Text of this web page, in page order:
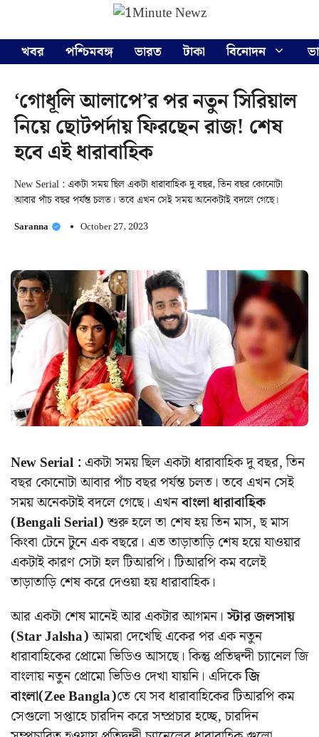
content
খবর
পশ্চিমবঙ্গ ভারত টাকা বিনোদন
‘গোধূলি আলাপে’র পর নতুন সিরিয়াল
নিয়ে ছোটপর্দায় ফিরছেন রাজ! শেষ
হবে এই ধারাবাহিক
New Serial : একটা সময় ছিল একটা ধারাবাহিক দু বছর, তিন বছর কোনোটা
আবার পাঁচ বছর পর্যন্ত চলত। তবে এখন সেই সময় অনেকটাই বদলে গেছে।
Saranna October 27, 2023
New Serial : একটা সময় ছিল একটা ধারাবাহিক দু বছর, তিন
বছর কোনোটা আবার পাঁচ বছর পর্যন্ত চলত। তবে এখন সেই
সময় অনেকটাই বদলে গেছে। এখনবাংলা ধারাবাহিক
(Bengali Serial)শুরু হলে তা শেষ হয় তিন মাস, ছ মাস
কিংবা টেনে টুনে এক বছরে। এত তাড়াতাড়ি শেষ হয়ে যাওয়ার
একটাই কারণ সেটা হল টিআরপি। টিআরপি কম বলেই
তাড়াতাড়ি শেষ করে দেওয়া হয় ধারাবাহিক।
আর একটা শেষ মানেই আর একটার আগমন।স্টার জলসায়
(Star Jalsha)আমরা দেখেছি একের পর এক নতুন
ধারাবাহিকের প্রোমো ভিডিও আসছে। কিন্তু প্রতিদ্বন্দী চ্যানেল জি
বাংলায় নতুন প্রোমো ভিডিও দেখা যায়নি। এদিকেজি
বাংলা(Zee Bangla)তে যে সব ধারাবাহিকের টিআরপি কম
সেগুলো সপ্তাহে চারদিন করে সম্প্রচার হচ্ছে, চারদিন